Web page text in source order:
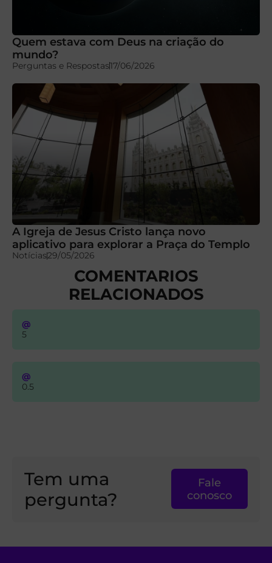
Quem estava com Deus na criação do
mundo?
Perguntas e Respostas17/06/2026
A Igreja de Jesus Cristo lança novo
aplicativo para explorar a Praça do Templo
Notícias29/05/2026
COMENTARIOS
RELACIONADOS
@
5
@
0.5
Tem uma
pergunta?
Fale
conosco